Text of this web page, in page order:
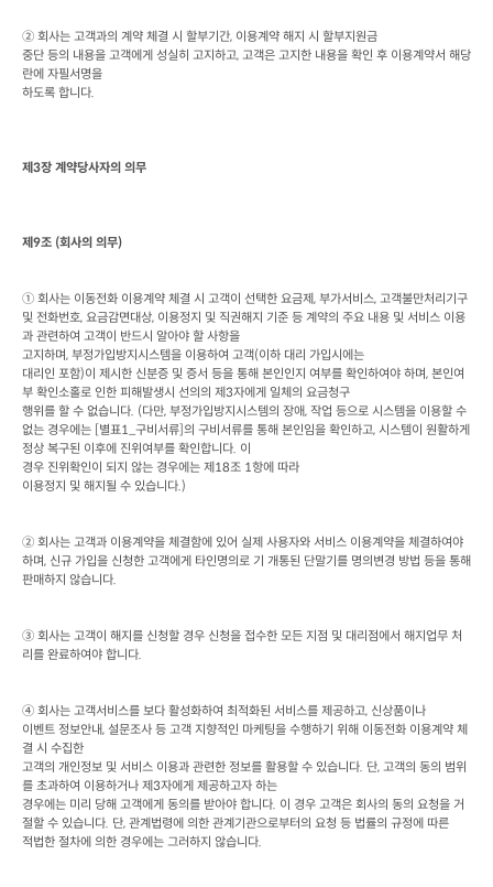
② 회사는 고객과의 계약 체결 시 할부기간, 이용계약 해지 시 할부지원금
중단 등의 내용을 고객에게 성실히 고지하고, 고객은 고지한 내용을 확인 후 이용계약서 해당
란에 자필서명을
하도록 합니다.
제 3장 계약당사자의 의무
제 9조 (회사의 의무)
① 회사는 이동전화 이용계약 체결 시 고객이 선택한 요금제 , 부가서비스, 고객불만처리기구
및 전화번호, 요금감면대상, 이용정지 및 직권해지 기준 등 계약의 주요 내용 및 서비스 이용
과 관련하여 고객이 반드시 알아야 할 사항을
고지하며, 부정가입방지시스템을 이용하여 고객(이하 대리 가입시에는
대리인 포함)이 제시한 신분증 및 증서 등을 통해 본인인지 여부를 확인하여야 하며, 본인여
부 확인소홀로 인한 피해발생시 선의의 제 3자에게 일체의 요금청구
행위를 할 수 없습니다. (다만, 부정가입방지시스템의 장애, 작업 등으로 시스템을 이용할 수
없는 경우에는 별표1_ 구비서류 의 구비서류를 통해 본인임을 확인하고, 시스템이 원활하게
정상 복구된 이후에 진위여부를 확인합니다. 이
경우 진위확인이 되지 않는 경우에는 제 18조 1항에 따라
이용정지 및 해지될 수 있습니다.)
② 회사는 고객과 이용계약을 체결함에 있어 실제 사용자와 서비스 이용계약을 체결하여야
하며, 신규 가입을 신청한 고객에게 타인명의로 기 개통된 단말기를 명의변경 방법 등을 통해
판매하지 않습니다.
③ 회사는 고객이 해지를 신청할 경우 신청을 접수한 모든 지점 및 대리점에서 해지업무 처
리를 완료하여야 합니다.
④ 회사는 고객서비스를 보다 활성화하여 최적화된 서비스를 제공하고, 신상품이나
이벤트 정보안내, 설문조사 등 고객 지향적인 마케팅을 수행하기 위해 이동전화 이용계약 체
결 시 수집한
고객의 개인정보 및 서비스 이용과 관련한 정보를 활용할 수 있습니다. 단, 고객의 동의 범위
를 초과하여 이용하거나 제 3자에게 제공하고자 하는
경우에는 미리 당해 고객에게 동의를 받아야 합니다. 이 경우 고객은 회사의 동의 요청을 거
절할 수 있습니다. 단, 관계법령에 의한 관계기관으로부터의 요청 등 법률의 규정에 따른
적법한 절차에 의한 경우에는 그러하지 않습니다.